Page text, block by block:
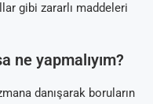
gibi zararlı maddeleri
ne yapmalıyım?
danışarak boruların